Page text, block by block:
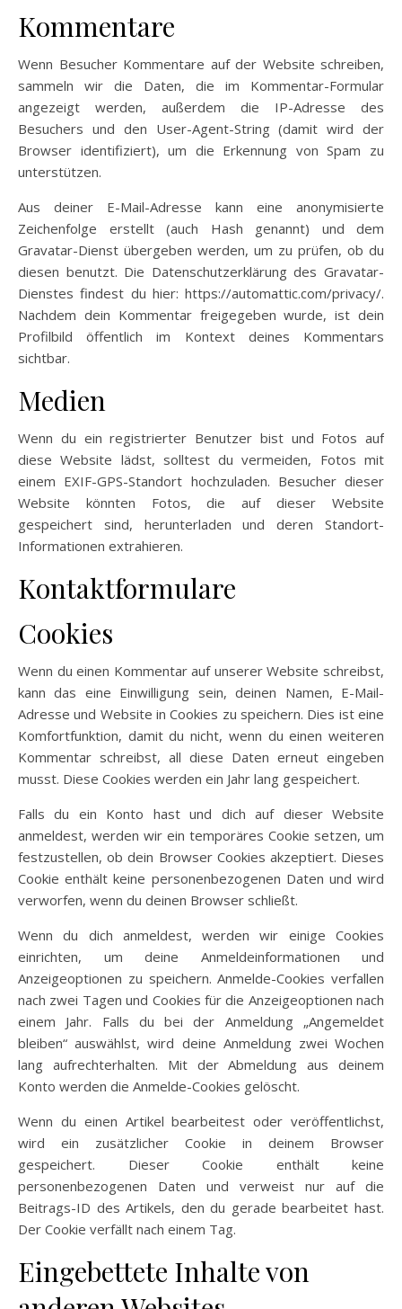
Kommentare
Wenn Besucher Kommentare auf der Website schreiben,
sammeln wir die Daten, die im Kommentar-Formular
angezeigt werden, außerdem die IP-Adresse des
Besuchers und den User-Agent-String (damit wird der
Browser identifiziert), um die Erkennung von Spam zu
unterstützen.
Aus deiner E-Mail-Adresse kann eine anonymisierte
Zeichenfolge erstellt (auch Hash genannt) und dem
Gravatar-Dienst übergeben werden, um zu prüfen, ob du
diesen benutzt. Die Datenschutzerklärung des Gravatar-
Dienstes findest du hier: https://automattic.com/privacy/.
Nachdem dein Kommentar freigegeben wurde, ist dein
Profilbild öffentlich im Kontext deines Kommentars
sichtbar.
Medien
Wenn du ein registrierter Benutzer bist und Fotos auf
diese Website lädst, solltest du vermeiden, Fotos mit
einem EXIF-GPS-Standort hochzuladen. Besucher dieser
Website könnten Fotos, die auf dieser Website
gespeichert sind, herunterladen und deren Standort-
Informationen extrahieren.
Kontaktformulare
Cookies
Wenn du einen Kommentar auf unserer Website schreibst,
kann das eine Einwilligung sein, deinen Namen, E-Mail-
Adresse und Website in Cookies zu speichern. Dies ist eine
Komfortfunktion, damit du nicht, wenn du einen weiteren
Kommentar schreibst, all diese Daten erneut eingeben
musst. Diese Cookies werden ein Jahr lang gespeichert.
Falls du ein Konto hast und dich auf dieser Website
anmeldest, werden wir ein temporäres Cookie setzen, um
festzustellen, ob dein Browser Cookies akzeptiert. Dieses
Cookie enthält keine personenbezogenen Daten und wird
verworfen, wenn du deinen Browser schließt.
Wenn du dich anmeldest, werden wir einige Cookies
einrichten, um deine Anmeldeinformationen und
Anzeigeoptionen zu speichern. Anmelde-Cookies verfallen
nach zwei Tagen und Cookies für die Anzeigeoptionen nach
einem Jahr. Falls du bei der Anmeldung „Angemeldet
bleiben“ auswählst, wird deine Anmeldung zwei Wochen
lang aufrechterhalten. Mit der Abmeldung aus deinem
Konto werden die Anmelde-Cookies gelöscht.
Wenn du einen Artikel bearbeitest oder veröffentlichst,
wird ein zusätzlicher Cookie in deinem Browser
gespeichert. Dieser Cookie enthält keine
personenbezogenen Daten und verweist nur auf die
Beitrags-ID des Artikels, den du gerade bearbeitet hast.
Der Cookie verfällt nach einem Tag.
Eingebettete Inhalte von